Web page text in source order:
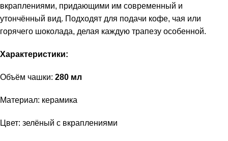
вкраплениями, придающими им современный и
утончённый вид. Подходят для подачи кофе, чая или
горячего шоколада, делая каждую трапезу особенной.
Характеристики:
Объём чашки: 280 мл
Материал: керамика
Цвет: зелёный с вкраплениями